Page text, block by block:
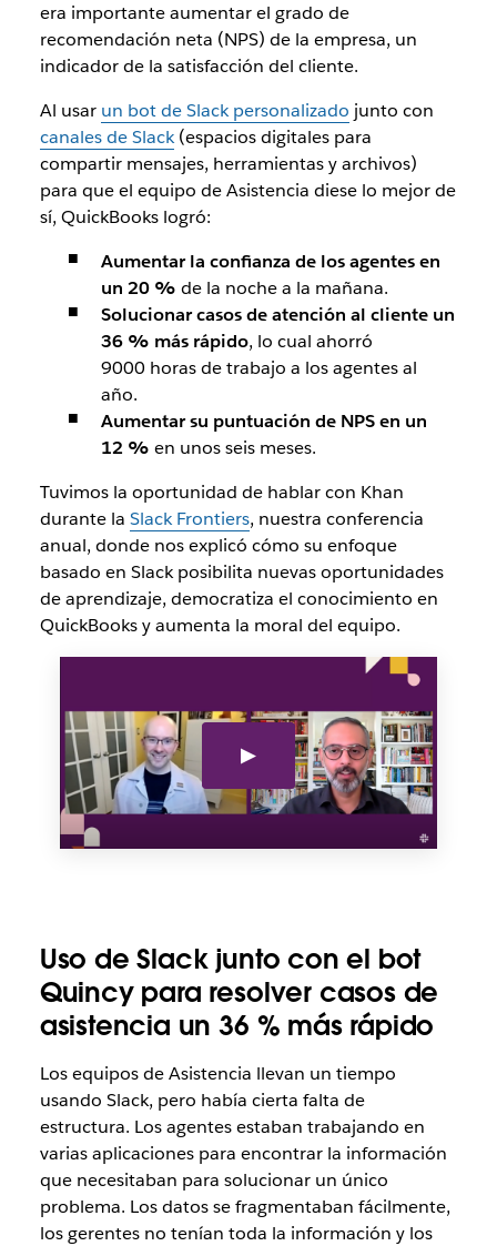
era importante aumentar el grado de
recomendación neta (NPS) de la empresa, un
indicador de la satisfacción del cliente.
Al usar un bot de Slack personalizado junto con
canales de Slack(espacios digitales para
compartir mensajes, herramientas y archivos)
para que el equipo de Asistencia diese lo mejor de
sí, QuickBooks logró:
Aumentar la confianza de los agentes en
un 20 % de la noche a la mañana.
Solucionar casos de atención al cliente un
36 % más rápido, lo cual ahorró
9000 horas de trabajo a los agentes al
año.
Aumentar su puntuación de NPS en un
12 % en unos seis meses.
Tuvimos la oportunidad de hablar con Khan
durante la Slack Frontiers, nuestra conferencia
anual, donde nos explicó cómo su enfoque
basado en Slack posibilita nuevas oportunidades
de aprendizaje, democratiza el conocimiento en
QuickBooks y aumenta la moral del equipo.
Uso de Slack junto con el bot
Quincy para resolver casos de
asistencia un 36 % más rápido
Los equipos de Asistencia llevan un tiempo
usando Slack, pero había cierta falta de
estructura. Los agentes estaban trabajando en
varias aplicaciones para encontrar la información
que necesitaban para solucionar un único
problema. Los datos se fragmentaban fácilmente,
los gerentes no tenían toda la información y los